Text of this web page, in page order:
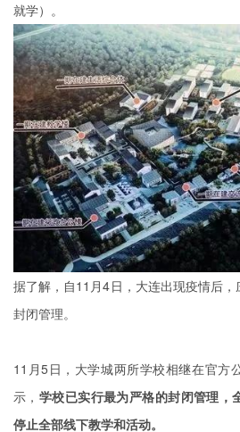
就学）。
据了解，自11月4日，大连出现疫情后
封闭管理。
11月5日，大学城两所学校相继在官方
示， 学校已实行最为严格的封闭管理，
停止全部线下教学和活动。